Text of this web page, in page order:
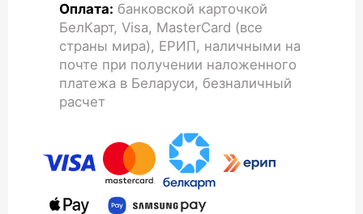
Оплата: банковской карточкой
БелКарт, Visa, MasterCard (все
страны мира), ЕРИП, наличными на
почте при получении наложенного
платежа в Беларуси, безналичный
расчет